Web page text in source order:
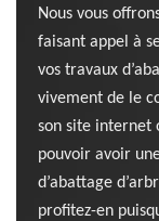
Nous vous
faisant appel à
vos travaux
vivement de le
son site internet
pouvoir avoir
d’abattage
profitez-en